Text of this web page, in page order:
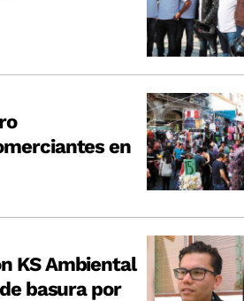
en
KS Ambiental
basura por